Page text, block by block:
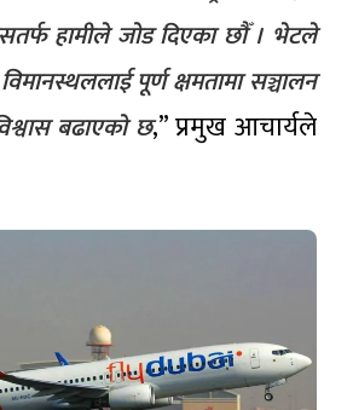
हामीले जोड दिएका छौँ । भेटले
विमानस्थललाई पूर्ण क्षमतामा सञ्चालन
बढाएको छ,” प्रमुख आचार्यले